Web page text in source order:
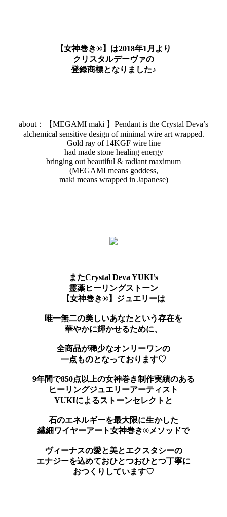
【女神巻き®】は2018年1月より
クリスタルデーヴァの
登録商標となりました♪
about：【MEGAMI maki 】Pendant is the Crystal Deva’s
alchemical sensitive design of minimal wire art wrapped.
Gold ray of 14KGF wire line
had made stone healing energy
bringing out beautiful & radiant maximum
(MEGAMI means goddess,
maki means wrapped in Japanese)
またCrystal Deva YUKI’s
霊薬ヒーリングストーン
【女神巻き®】ジュエリーは
唯一無二の美しいあなたという存在を
華やかに輝かせるために、
全商品が稀少なオンリーワンの
一点ものとなっております♡
9年間で850点以上の女神巻き制作実績のある
ヒーリングジュエリーアーティスト
YUKIによるストーンセレクトと
石のエネルギーを最大限に生かした
繊細ワイヤーアート女神巻き®メソッドで
ヴィーナスの愛と美とエクスタシーの
エナジーを込めておひとつおひとつ丁寧に
おつくりしています♡